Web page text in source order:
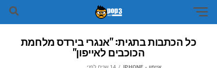
כל הכתבות בתגית: "אנגרי בירדס מלחמת
הכוכבים לאייפון"